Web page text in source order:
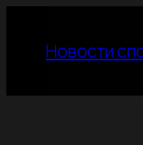
содержимому
Новости